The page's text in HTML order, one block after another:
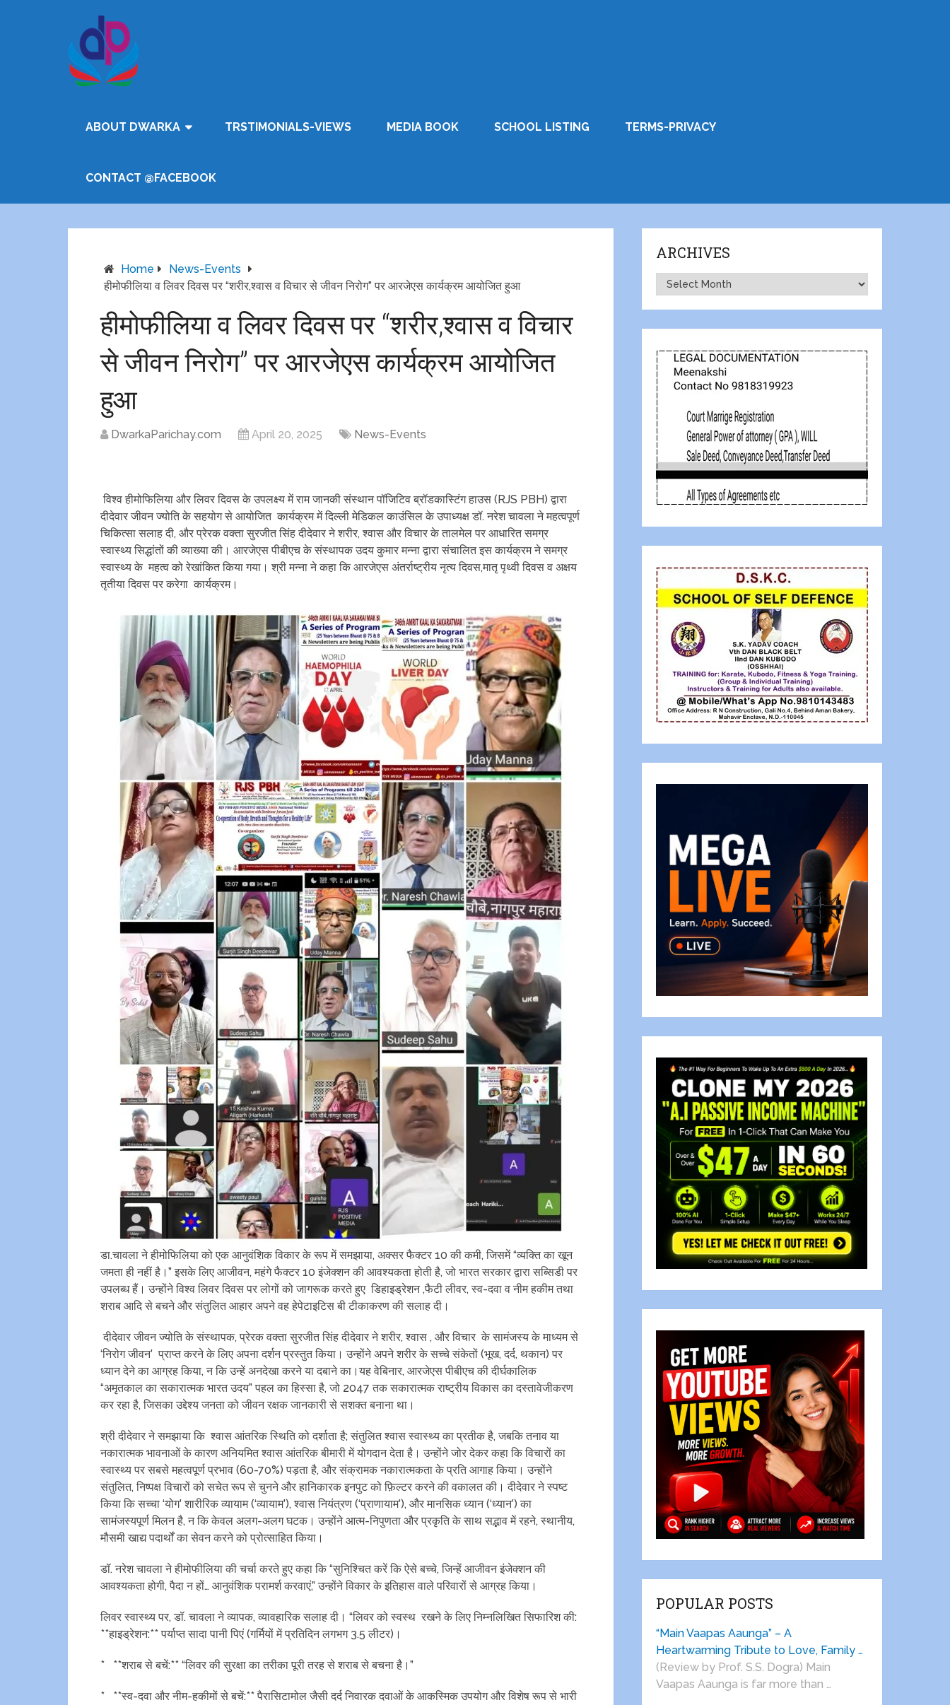
ABOUT DWARKA TRSTIMONIALS-VIEWS MEDIA BOOK SCHOOL LISTING TERMS-PRIVACY
CONTACT @FACEBOOK
Home
News-Events
हीमोफीलिया व लिवर दिवस पर “शरीर,श्वास व विचार से जीवन निरोग” पर आरजेएस कार्यक्रम आयोजित हुआ
हीमोफीलिया व लिवर दिवस पर “शरीर,श्वास व विचार
से जीवन निरोग” पर आरजेएस कार्यक्रम आयोजित
हुआ
DwarkaParichay.com April 20, 2025 News-Events
विश्व हीमोफिलिया और लिवर दिवस के उपलक्ष्य में राम जानकी संस्थान पॉजिटिव ब्रॉडकास्टिंग हाउस (RJS PBH) द्वारा
दीदेवार जीवन ज्योति के सहयोग से आयोजित कार्यक्रम में दिल्ली मेडिकल काउंसिल के उपाध्यक्ष डॉ. नरेश चावला ने महत्वपूर्ण
चिकित्सा सलाह दी, और प्रेरक वक्ता सुरजीत सिंह दीदेवार ने शरीर, श्वास और विचार के तालमेल पर आधारित समग्र
स्वास्थ्य सिद्धांतों की व्याख्या की। आरजेएस पीबीएच के संस्थापक उदय कुमार मन्ना द्वारा संचालित इस कार्यक्रम ने समग्र
स्वास्थ्य के महत्व को रेखांकित किया गया। श्री मन्ना ने कहा कि आरजेएस अंतर्राष्ट्रीय नृत्य दिवस,मातृ पृथ्वी दिवस व अक्षय
तृतीया दिवस पर करेगा कार्यक्रम।
डा.चावला ने हीमोफिलिया को एक आनुवंशिक विकार के रूप में समझाया, अक्सर फैक्टर 10 की कमी, जिसमें “व्यक्ति का खून
जमता ही नहीं है।” इसके लिए आजीवन, महंगे फैक्टर 10 इंजेक्शन की आवश्यकता होती है, जो भारत सरकार द्वारा सब्सिडी पर
उपलब्ध हैं। उन्होंने विश्व लिवर दिवस पर लोगों को जागरूक करते हुए डिहाइड्रेशन ,फैटी लीवर, स्व-दवा व नीम हकीम तथा
शराब आदि से बचने और संतुलित आहार अपने वह हेपेटाइटिस बी टीकाकरण की सलाह दी।
दीदेवार जीवन ज्योति के संस्थापक, प्रेरक वक्ता सुरजीत सिंह दीदेवार ने शरीर, श्वास , और विचार के सामंजस्य के माध्यम से
‘निरोग जीवन’ प्राप्त करने के लिए अपना दर्शन प्रस्तुत किया। उन्होंने अपने शरीर के सच्चे संकेतों (भूख, दर्द, थकान) पर
ध्यान देने का आग्रह किया, न कि उन्हें अनदेखा करने या दबाने का।यह वेबिनार, आरजेएस पीबीएच की दीर्घकालिक
“अमृतकाल का सकारात्मक भारत उदय” पहल का हिस्सा है, जो 2047 तक सकारात्मक राष्ट्रीय विकास का दस्तावेजीकरण
कर रहा है, जिसका उद्देश्य जनता को जीवन रक्षक जानकारी से सशक्त बनाना था।
श्री दीदेवार ने समझाया कि श्वास आंतरिक स्थिति को दर्शाता है; संतुलित श्वास स्वास्थ्य का प्रतीक है, जबकि तनाव या
नकारात्मक भावनाओं के कारण अनियमित श्वास आंतरिक बीमारी में योगदान देता है। उन्होंने जोर देकर कहा कि विचारों का
स्वास्थ्य पर सबसे महत्वपूर्ण प्रभाव (60-70%) पड़ता है, और संक्रामक नकारात्मकता के प्रति आगाह किया। उन्होंने
संतुलित, निष्पक्ष विचारों को सचेत रूप से चुनने और हानिकारक इनपुट को फ़िल्टर करने की वकालत की। दीदेवार ने स्पष्ट
किया कि सच्चा ‘योग’ शारीरिक व्यायाम (‘व्यायाम’), श्वास नियंत्रण (‘प्राणायाम’), और मानसिक ध्यान (‘ध्यान’) का
सामंजस्यपूर्ण मिलन है, न कि केवल अलग-अलग घटक। उन्होंने आत्म-निपुणता और प्रकृति के साथ सद्भाव में रहने, स्थानीय,
मौसमी खाद्य पदार्थों का सेवन करने को प्रोत्साहित किया।
डॉ. नरेश चावला ने हीमोफीलिया की चर्चा करते हुए कहा कि “सुनिश्चित करें कि ऐसे बच्चे, जिन्हें आजीवन इंजेक्शन की
आवश्यकता होगी, पैदा न हों… आनुवंशिक परामर्श करवाएं,” उन्होंने विकार के इतिहास वाले परिवारों से आग्रह किया।
लिवर स्वास्थ्य पर, डॉ. चावला ने व्यापक, व्यावहारिक सलाह दी। “लिवर को स्वस्थ रखने के लिए निम्नलिखित सिफारिश की:
**हाइड्रेशन:** पर्याप्त सादा पानी पिएं (गर्मियों में प्रतिदिन लगभग 3.5 लीटर)।
* **शराब से बचें:** “लिवर की सुरक्षा का तरीका पूरी तरह से शराब से बचना है।”
* **स्व-दवा और नीम-हकीमों से बचें:** पैरासिटामोल जैसी दर्द निवारक दवाओं के आकस्मिक उपयोग और विशेष रूप से भारी
ARCHIVES
Archives
POPULAR POSTS
“Main Vaapas Aaunga” – A
Heartwarming Tribute to Love, Family …
(Review by Prof. S.S. Dogra) Main
Vaapas Aaunga is far more than …